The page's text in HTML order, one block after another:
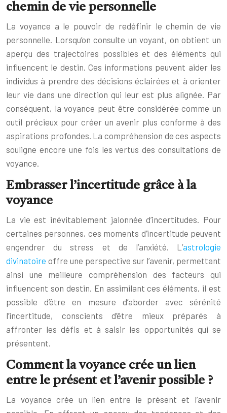
chemin de vie personnelle
La voyance a le pouvoir de redéfinir le chemin de vie
personnelle. Lorsqu’on consulte un voyant, on obtient un
aperçu des trajectoires possibles et des éléments qui
influencent le destin. Ces informations peuvent aider les
individus à prendre des décisions éclairées et à orienter
leur vie dans une direction qui leur est plus alignée. Par
conséquent, la voyance peut être considérée comme un
outil précieux pour créer un avenir plus conforme à des
aspirations profondes. La compréhension de ces aspects
souligne encore une fois les vertus des consultations de
voyance.
Embrasser l’incertitude grâce à la
voyance
La vie est inévitablement jalonnée d’incertitudes. Pour
certaines personnes, ces moments d’incertitude peuvent
engendrer du stress et de l’anxiété. L’astrologie
divinatoire offre une perspective sur l’avenir, permettant
ainsi une meilleure compréhension des facteurs qui
influencent son destin. En assimilant ces éléments, il est
possible d’être en mesure d’aborder avec sérénité
l’incertitude, conscients d’être mieux préparés à
affronter les défis et à saisir les opportunités qui se
présentent.
Comment la voyance crée un lien
entre le présent et l’avenir possible ?
La voyance crée un lien entre le présent et l’avenir